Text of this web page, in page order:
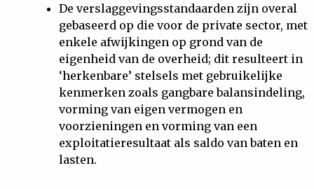
De verslaggevingsstandaarden zijn overal
gebaseerd op die voor de private sector, met
enkele afwijkingen op grond van de
eigenheid van de overheid; dit resulteert in
‘herkenbare’ stelsels met gebruikelijke
kenmerken zoals gangbare balansindeling,
vorming van eigen vermogen en
voorzieningen en vorming van een
exploitatieresultaat als saldo van baten en
lasten.